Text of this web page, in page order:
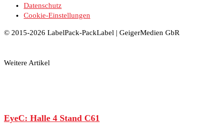
Datenschutz
Cookie-Einstellungen
© 2015-2026 LabelPack-PackLabel | GeigerMedien GbR
Weitere Artikel
EyeC: Halle 4 Stand C61